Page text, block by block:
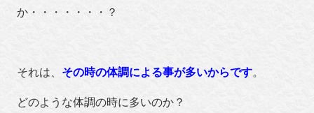
か・・・・・・・？
それは、 その時の体調による事が多いからです。
どのような体調の時に多いのか？